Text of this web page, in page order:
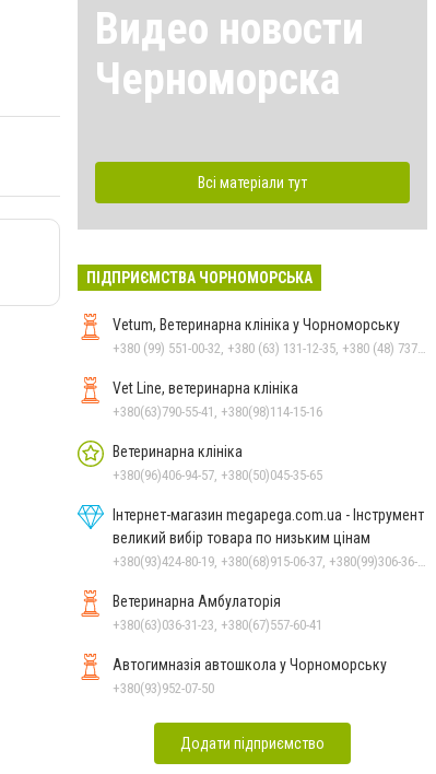
Видео новости
Черноморска
Всі матеріали тут
ПІДПРИЄМСТВА ЧОРНОМОРСЬКА
Vetum, Ветеринарна клініка у Чорноморську
Vet Line, ветеринарна клініка
+380(63)790-55-41, +380(98)114-15-16
Ветеринарна клініка
+380(96)406-94-57, +380(50)045-35-65
Інтернет-магазин megapega.com.ua - Інструмент
великий вибір товара по низьким цінам
Ветеринарна Амбулаторія
+380(63)036-31-23, +380(67)557-60-41
Автогимназія автошкола у Чорноморську
+380(93)952-07-50
Додати підприємство